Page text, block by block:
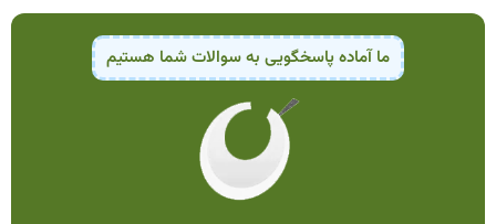
ما آماده پاسخگویی به سوالات شما هستیم